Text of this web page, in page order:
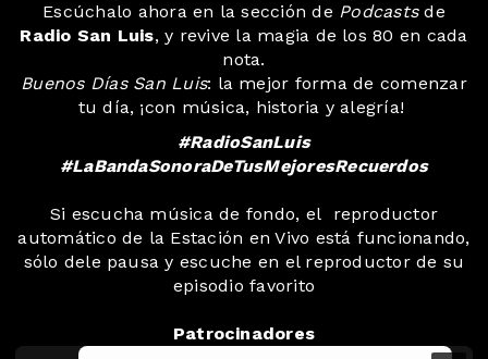
Escúchalo ahora en la sección de Podcastsde
Radio San Luis, y revive la magia de los 80 en cada
nota.
Buenos Días San Luis: la mejor forma de comenzar
tu día, ¡con música, historia y alegría!
#RadioSanLuis
#LaBandaSonoraDeTusMejoresRecuerdos
Si escucha música de fondo, el reproductor
automático de la Estación en Vivo está funcionando,
sólo dele pausa y escuche en el reproductor de su
episodio favorito
Patrocinadores